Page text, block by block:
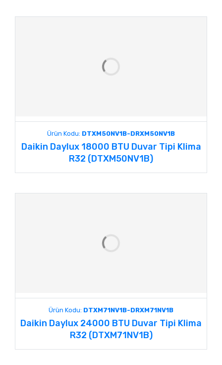
Ürün Kodu: DTXM50NV1B-DRXM50NV1B
Daikin Daylux 18000 BTU Duvar Tipi Klima
R32 (DTXM50NV1B)
Ürün Kodu: DTXM71NV1B-DRXM71NV1B
Daikin Daylux 24000 BTU Duvar Tipi Klima
R32 (DTXM71NV1B)